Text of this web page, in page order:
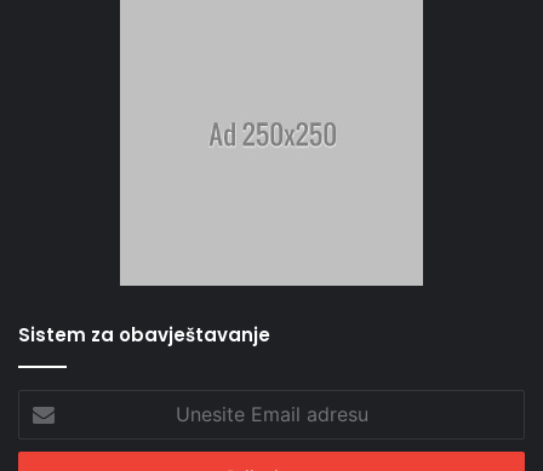
Sistem za obavještavanje
Email
adresu